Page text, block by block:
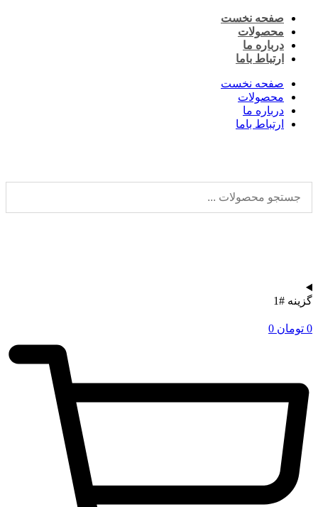
پرش
محتوا
صفحه نخست
محصولات
درباره ما
ارتباط باما
صفحه نخست
محصولات
درباره ما
ارتباط باما
گزینه #1
0 تومان 0